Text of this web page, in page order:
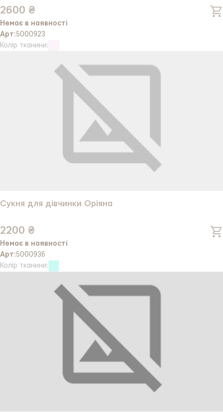
2600 ₴
Немає в наявності
Арт:5000923
Колір тканини:
Сукня для дівчинки Оріяна
2200 ₴
Немає в наявності
Арт:5000936
Колір тканини: